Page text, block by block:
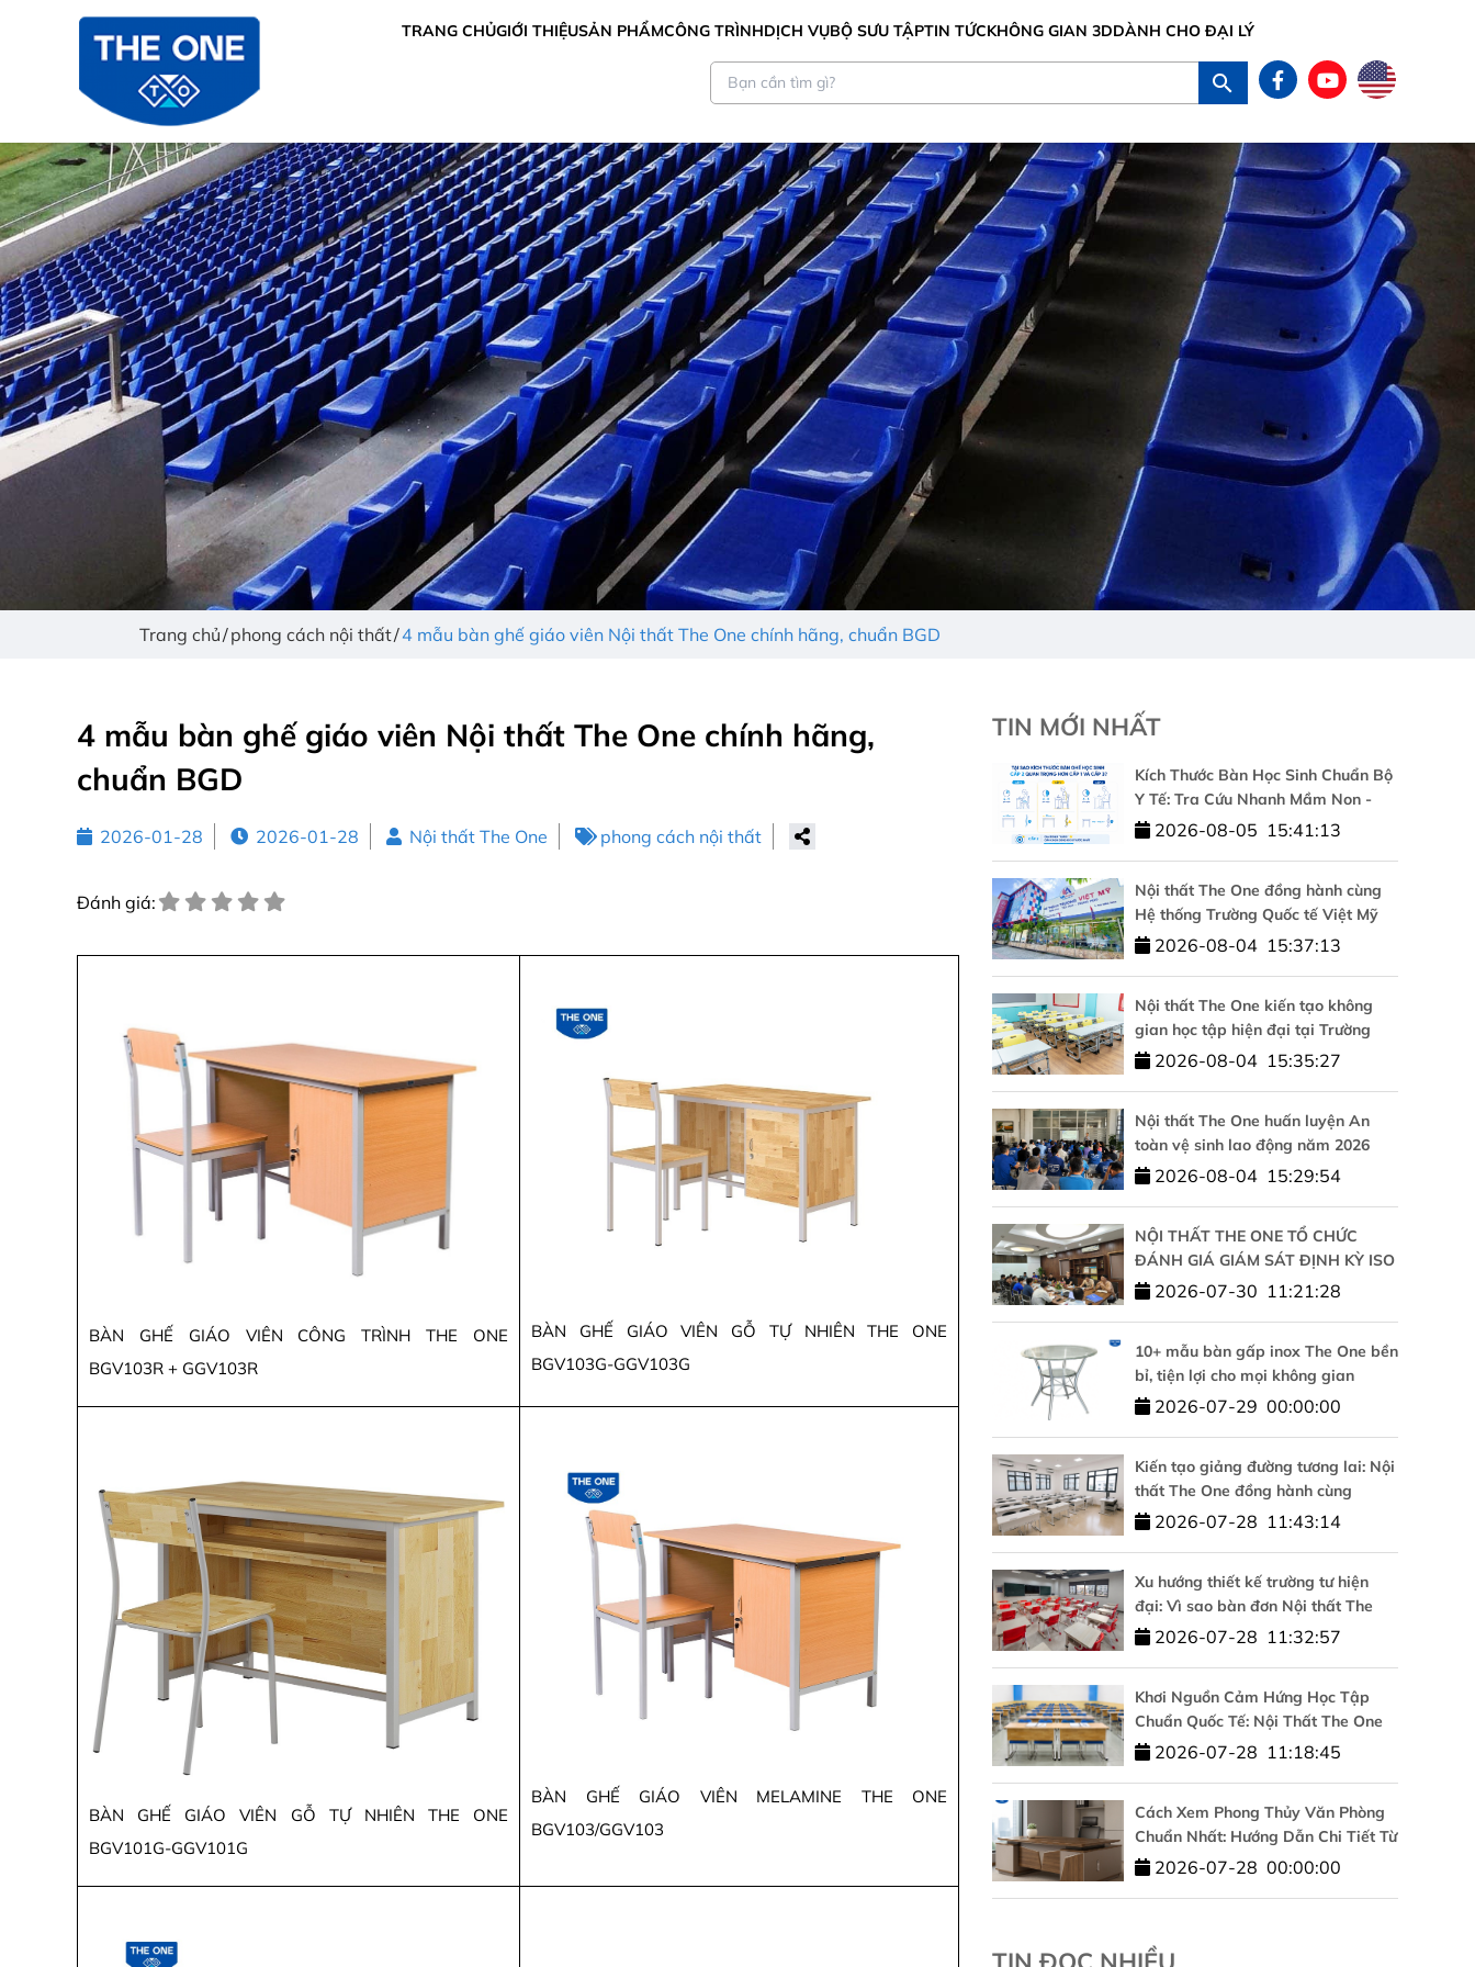
TRANG CHỦGIỚI THIỆUSẢN PHẨMCÔNG TRÌNHDỊCH VỤBỘ SƯU TẬPTIN TỨCKHÔNG GIAN 3DDÀNH CHO ĐẠI LÝ
Trang chủ phong cách nội thất 4 mẫu bàn ghế giáo viên Nội thất The One chính hãng, chuẩn BGD
4 mẫu bàn ghế giáo viên Nội thất The One chính hãng,
chuẩn BGD
2026-01-28 2026-01-28 Nội thất The One phong cách nội thất
Đánh giá:
BÀN GHẾ GIÁO VIÊN CÔNG TRÌNH THE ONE
BGV103R + GGV103R
BÀN GHẾ GIÁO VIÊN GỖ TỰ NHIÊN THE ONE
BGV103G-GGV103G
BÀN GHẾ GIÁO VIÊN GỖ TỰ NHIÊN THE ONE
BGV101G-GGV101G
BÀN GHẾ GIÁO VIÊN MELAMINE THE ONE
BGV103/GGV103
TIN MỚI NHẤT
Kích Thước Bàn Học Sinh Chuẩn Bộ
Y Tế: Tra Cứu Nhanh Mầm Non -
Cấp 1 - Cấp 2 - Cấp 3
2026-08-05 15:41:13
Nội thất The One đồng hành cùng
Hệ thống Trường Quốc tế Việt Mỹ
kiến tạo không gian học tập chuẩn
2026-08-04 15:37:13
Nội thất The One kiến tạo không
gian học tập hiện đại tại Trường
Tiểu học Tesla Hà Nội
2026-08-04 15:35:27
Nội thất The One huấn luyện An
toàn vệ sinh lao động năm 2026
2026-08-04 15:29:54
NỘI THẤT THE ONE TỔ CHỨC
ĐÁNH GIÁ GIÁM SÁT ĐỊNH KỲ ISO
9001 VÀ ISO 14001: KHẲNG ĐỊNH
2026-07-30 11:21:28
10+ mẫu bàn gấp inox The One bền
bỉ, tiện lợi cho mọi không gian
2026-07-29 00:00:00
Kiến tạo giảng đường tương lai: Nội
thất The One đồng hành cùng
Trường Đại học Công nghệ –
2026-07-28 11:43:14
Xu hướng thiết kế trường tư hiện
đại: Vì sao bàn đơn Nội thất The
One được tin dùng?
2026-07-28 11:32:57
Khơi Nguồn Cảm Hứng Học Tập
Chuẩn Quốc Tế: Nội Thất The One
Đồng Hành Cùng HUFLIT
2026-07-28 11:18:45
Cách Xem Phong Thủy Văn Phòng
Chuẩn Nhất: Hướng Dẫn Chi Tiết Từ
A-Z2026-07-28 00:00:00